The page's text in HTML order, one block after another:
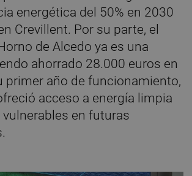
energética del 50% en 2030
Crevillent. Por su parte, el
de Alcedo ya es una
ahorrado 28.000 euros en
primer año de funcionamiento,
acceso a energía limpia
en futuras